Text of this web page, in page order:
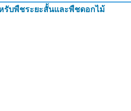
รับพืชระยะสั้นและพืชดอกไม้